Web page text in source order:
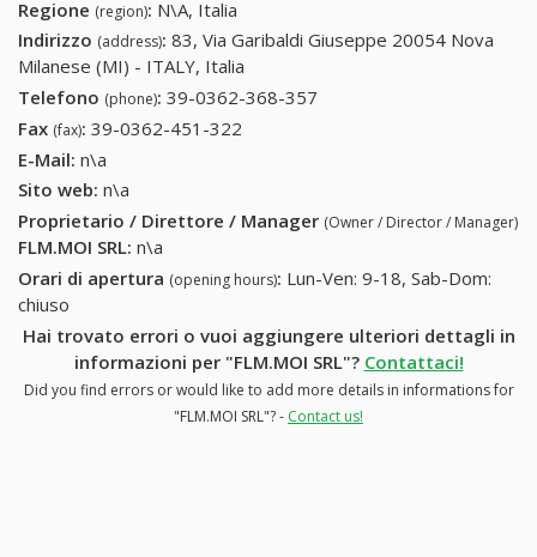
Regione (region): N\A, Italia
Indirizzo (address): 83, Via Garibaldi Giuseppe 20054 Nova
Milanese (MI) - ITALY, Italia
Telefono (phone): 39-0362-368-357
Fax (fax): 39-0362-451-322
E-Mail: n\a
Sito web: n\a
Proprietario / Direttore / Manager (Owner / Director / Manager)
FLM.MOI SRL: n\a
Orari di apertura (opening hours): Lun-Ven: 9-18, Sab-Dom:
chiuso
Hai trovato errori o vuoi aggiungere ulteriori dettagli in
informazioni per "FLM.MOI SRL"? Contattaci!
Did you find errors or would like to add more details in informations for
"FLM.MOI SRL"? - Contact us!